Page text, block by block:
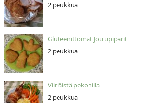
2 peukkua
Gluteenittomat Joulupiparit
2 peukkua
Viiriäistä pekonilla
2 peukkua